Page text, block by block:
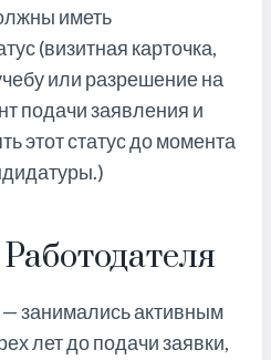
иметь
(визитная карточка,
или разрешение на
подачи заявления и
этот статус до момента
— занимались активным
лет до подачи заявки,